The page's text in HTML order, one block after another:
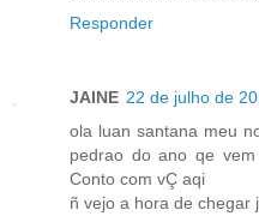
Responder
JAINE 22 de julho de
ola luan santana meu
pedrao do ano qe
Conto com vÇ aqi
ñ vejo a hora de chegar